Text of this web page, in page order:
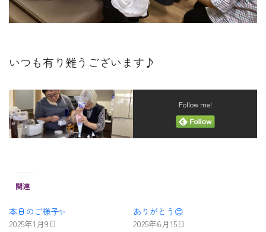
いつも有り難うございます♪
Follow me!
関連
本日のご様子✨
2025年1月9日
ありがとう😊
2025年6月15日